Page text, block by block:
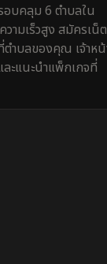
อบคลุม 6 ตำบลใน
ามเร็วสูง สมัครเน็ต
ำบลของคุณ เจ้าห
ะแนะนำแพ็กเกจที่